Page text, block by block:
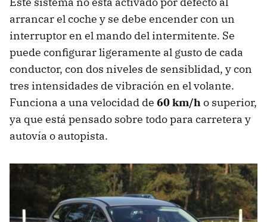
arrancar el coche y se debe encender con un
interruptor en el mando del intermitente. Se
puede configurar ligeramente al gusto de cada
conductor, con dos niveles de sensiblidad, y con
tres intensidades de vibración en el volante.
Funciona a una velocidad de 60 km/ho superior,
ya que está pensado sobre todo para carretera y
autovía o autopista.